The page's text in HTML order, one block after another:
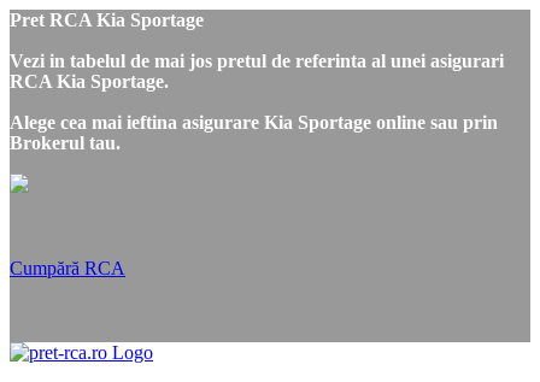
Pret RCA Kia Sportage
Vezi in tabelul de mai jos pretul de referinta al unei asigurari
RCA Kia Sportage.
Alege cea mai ieftina asigurare Kia Sportage online sau prin
Brokerul tau.
Cumpără RCA